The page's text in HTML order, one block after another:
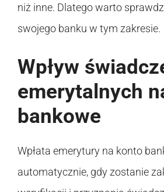
niż inne. Dlatego warto
swojego banku w tym zakresie.
Wpływ
emerytalnych
bankowe
Wpłata emerytury na konto
automatycznie, gdy zostanie